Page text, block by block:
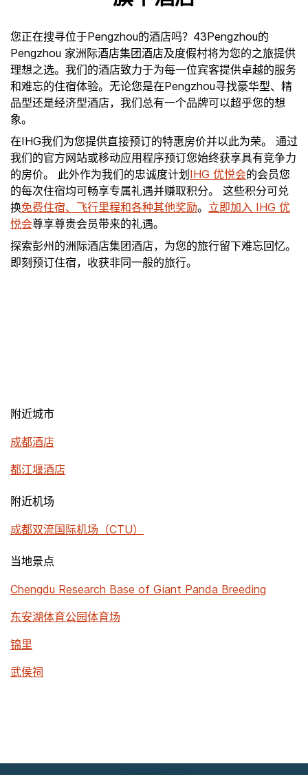
您正在搜寻位于Pengzhou的酒店吗？43Pengzhou的
Pengzhou 家洲际酒店集团酒店及度假村将为您的之旅提供
理想之选。我们的酒店致力于为每一位宾客提供卓越的服务
和难忘的住宿体验。无论您是在Pengzhou寻找豪华型、精
品型还是经济型酒店，我们总有一个品牌可以超乎您的想
象。
在IHG我们为您提供直接预订的特惠房价并以此为荣。 通过
我们的官方网站或移动应用程序预订您始终获享具有竞争力
的房价。 此外作为我们的忠诚度计划 IHG 优悦会的会员您
的每次住宿均可畅享专属礼遇并赚取积分。 这些积分可兑
换免费住宿、飞行里程和各种其他奖励。 立即加入 IHG 优
悦会尊享尊贵会员带来的礼遇。
探索彭州的洲际酒店集团酒店，为您的旅行留下难忘回忆。
即刻预订住宿，收获非同一般的旅行。
附近城市
成都酒店
都江堰酒店
附近机场
成都双流国际机场（CTU）
当地景点
Chengdu Research Base of Giant Panda Breeding
东安湖体育公园体育场
锦里
武侯祠